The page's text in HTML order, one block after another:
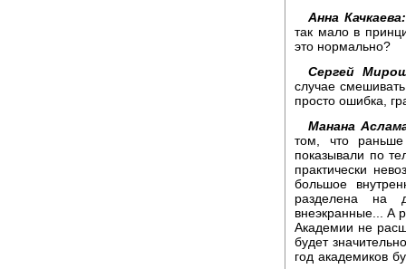
Анна Качкаева:
так мало в
это нормально?
Сергей
случае
просто ошибка,
Манана
том, что
показывали по
практически
большое
разделена на
внеэкранные... А
Академии не
будет
год академиков